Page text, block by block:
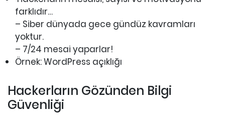
farklıdır…
– Siber dünyada gece gündüz kavramları
yoktur.
– 7/24 mesai yaparlar!
Örnek: WordPress açıklığı
Hackerların Gözünden Bilgi
Güvenliği